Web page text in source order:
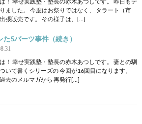
ました。 今度はお祭りではなく、 タラート（市
張販売です。 その様子は、[…]
た5バーツ事件（続き）
！ 幸せ実践塾・塾長の赤木あつしです。 妻との馴
いて書くシリーズの 今回が16回目になります。
去のメルマガから 再発行[…]